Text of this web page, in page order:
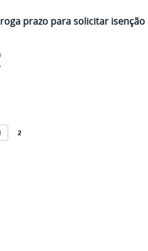
prazo para solicitar isenção
2